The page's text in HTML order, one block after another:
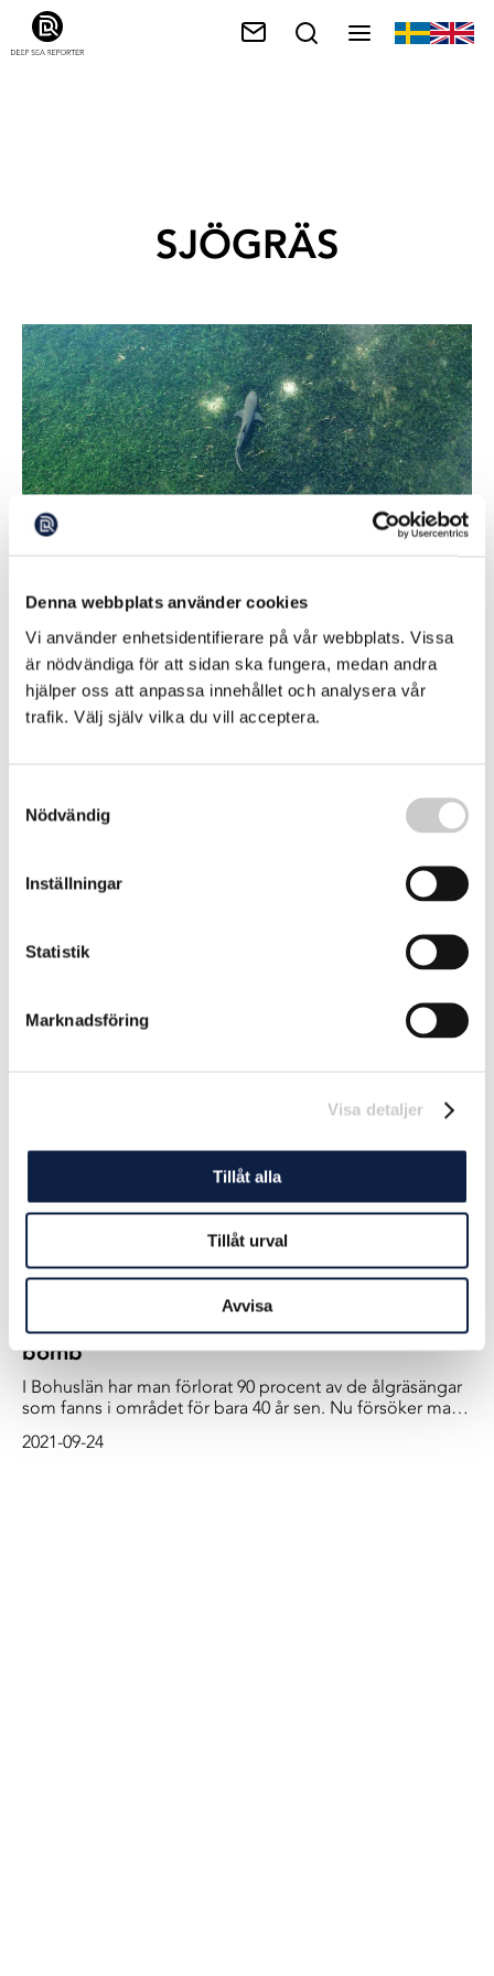
Denna webbplats använder cookies
Vi använder enhetsidentifierare på vår webbplats. Vissa
är nödvändiga för att sidan ska fungera, medan andra
hjälper oss att anpassa innehållet och analysera vår
trafik. Välj själv vilka du vill acceptera.
Nödvändig
Inställningar
Statistik
Marknadsföring
Visa detaljer
Tillåt alla
Tillåt urval
Avvisa
SJÖGRÄS
Saya de Malha Bank ligger i Indiska oceanen mellan
Mauritius och Seychellerna, mer än 30 mil från land. Det
sträcker sig över ett område lika stort som Schweiz och är
en av världens största sjögräsängar, vilket gör den till
planetens viktigaste kolsänka.
2025-03-30
Att råna en bank – när ingen ser på
är en plats nästan ingen någonsin har hört talas om - Saya
de Malha Bank. Den har kallats för världens största
osynliga ö och ligger långt ut i Indiska oceanen mellan
”Skyddar vi inte ängarna släpper vi ut en
bomb”
I Bohuslän har man förlorat 90 procent av de ålgräsängar
som fanns i området för bara 40 år sen. Nu försöker man
först trodde
2021-09-24